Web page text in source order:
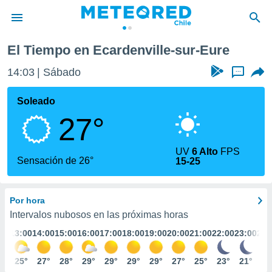
de
por
que se
calidad.
a este
las
y
forma
digital
basada
El Tiempo en Ecardenville-sur-Eure
14:03 Sábado ...
Soleado
27°
Sensación de 26°
UV6 Alto FPS
15-25
Por hora
Intervalos nubosos en las próximas horas
13:00
25°
14:00
27°
15:00
28°
16:00
29°
17:00
29°
18:00
29°
19:00
29°
20:00
27°
21:00
25°
22:00
23°
23:00
21°